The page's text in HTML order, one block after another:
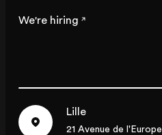
We're hiring
Lille
21 Avenue de l'Europe